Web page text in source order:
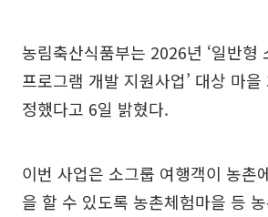
농림축산식품부는 2026년 ‘일반형
프로그램 개발 지원사업’ 대상 마
정했다고 6일 밝혔다.
이번 사업은 소그룹 여행객이 농촌
을 할 수 있도록 농촌체험마을 등